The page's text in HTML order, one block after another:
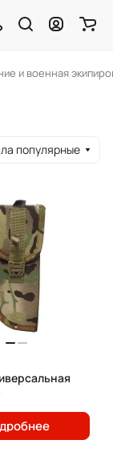
и военная
популярные